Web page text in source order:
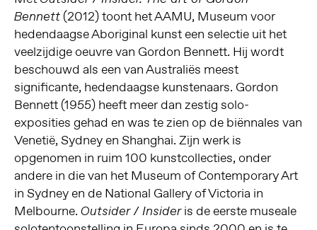
Bennett(2012) toont het AAMU, Museum voor
hedendaagse Aboriginal kunst een selectie uit het
veelzijdige oeuvre van Gordon Bennett. Hij wordt
beschouwd als een van Australiës meest
significante, hedendaagse kunstenaars. Gordon
Bennett (1955) heeft meer dan zestig solo-
exposities gehad en was te zien op de biënnales van
Venetië, Sydney en Shanghai. Zijn werk is
opgenomen in ruim 100 kunstcollecties, onder
andere in die van het Museum of Contemporary Art
in Sydney en de National Gallery of Victoria in
Melbourne. Outsider / Insideris de eerste museale